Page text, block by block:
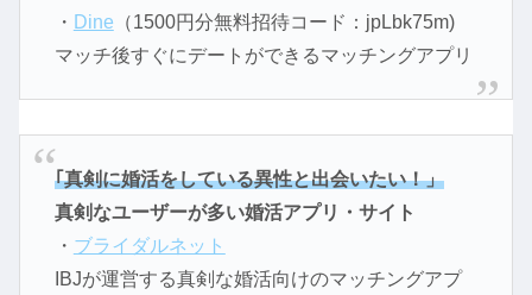
・ Dine （1500円分無料招待コード：jpLbk75m)
マッチ後すぐにデートができるマッチングアプリ
｢真剣に婚活をしている異性と出会いたい！」
真剣なユーザーが多い婚活アプリ・サイト
・ ブライダルネット
IBJが運営する真剣な婚活向けのマッチングアプ